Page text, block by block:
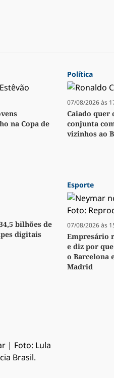
na Copa de
Política
07/08/2026 às
Caiado
conjunta
vizinhos ao
bilhões de
digitais
Esporte
07/08/2026 às
Empresário
e diz por
o Barcelona
Madrid